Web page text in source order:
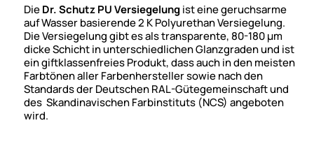
DieDr. Schutz PU Versiegelungist eine geruchsarme
auf Wasser basierende 2 K Polyurethan Versiegelung.
Die Versiegelung gibt es als transparente, 80-180 µm
dicke Schicht in unterschiedlichen Glanzgraden und ist
ein giftklassenfreies Produkt, dass auch in den meisten
Farbtönen aller Farbenhersteller sowie nach den
Standards der Deutschen RAL-Gütegemeinschaft und
des Skandinavischen Farbinstituts (NCS) angeboten
wird.